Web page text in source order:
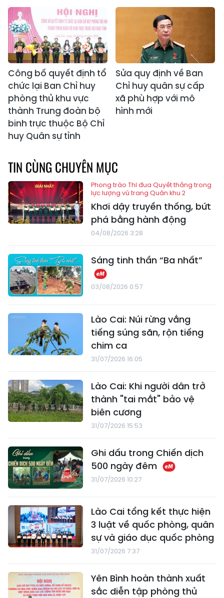
Công bố quyết định tổ
chức lại Ban Chỉ huy
phòng thủ khu vực
thành Trung đoàn bộ
binh trực thuộc Bộ Chỉ
huy Quân sự tỉnh
Sửa quy định về Ban
Chỉ huy quân sự cấp
xã phù hợp với mô
hình mới
TIN CÙNG CHUYÊN MỤC
Phong trào Thi đua Quyết thắng trong
lực lượng vũ trang Quân khu 2
Khơi dậy truyền thống, bứt
phá bằng hành động
04/08/2026 3:28
Sáng tinh thần “Ba nhất”
03/08/2026 0:57
Lào Cai: Núi rừng vắng
tiếng súng săn, rộn tiếng
chim ca
31/07/2026 16:05
Lào Cai: Khi người dân trở
thành "tai mắt" bảo vệ
biên cương
31/07/2026 15:53
Ghi dấu trong Chiến dịch
500 ngày đêm
31/07/2026 10:27
Lào Cai tổng kết thực hiện
3 luật về quốc phòng, quân
sự và giáo dục quốc phòng
31/07/2026 7:37
Yên Bình hoàn thành xuất
sắc diễn tập phòng thủ